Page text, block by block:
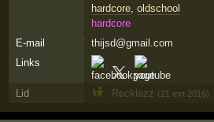
hardcore, oldschool
hardcore
E-mail
thijsd@gmail.com
Links
Lid Recklezz (21 mrt 2016)